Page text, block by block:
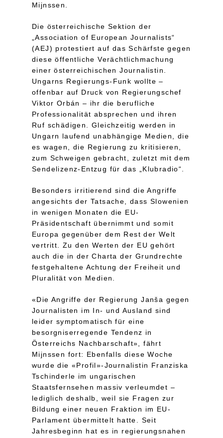
Mijnssen.
Die österreichische Sektion der
„Association of European Journalists“
(AEJ) protestiert auf das Schärfste gegen
diese öffentliche Verächtlichmachung
einer österreichischen Journalistin.
Ungarns Regierungs-Funk wollte –
offenbar auf Druck von Regierungschef
Viktor Orbán – ihr die berufliche
Professionalität absprechen und ihren
Ruf schädigen. Gleichzeitig werden in
Ungarn laufend unabhängige Medien, die
es wagen, die Regierung zu kritisieren,
zum Schweigen gebracht, zuletzt mit dem
Sendelizenz-Entzug für das „Klubradio“.
Besonders irritierend sind die Angriffe
angesichts der Tatsache, dass Slowenien
in wenigen Monaten die EU-
Präsidentschaft übernimmt und somit
Europa gegenüber dem Rest der Welt
vertritt. Zu den Werten der EU gehört
auch die in der Charta der Grundrechte
festgehaltene Achtung der Freiheit und
Pluralität von Medien.
«Die Angriffe der Regierung Janša gegen
Journalisten im In- und Ausland sind
leider symptomatisch für eine
besorgniserregende Tendenz in
Österreichs Nachbarschaft», fährt
Mijnssen fort: Ebenfalls diese Woche
wurde die «Profil»-Journalistin Franziska
Tschinderle im ungarischen
Staatsfernsehen massiv verleumdet –
lediglich deshalb, weil sie Fragen zur
Bildung einer neuen Fraktion im EU-
Parlament übermittelt hatte. Seit
Jahresbeginn hat es in regierungsnahen